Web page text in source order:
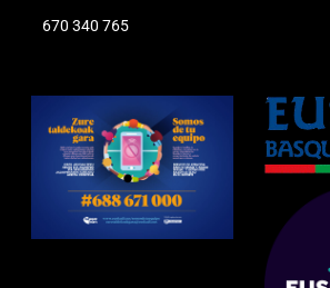
670 340 765